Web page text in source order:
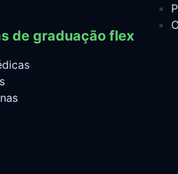
de graduação flex